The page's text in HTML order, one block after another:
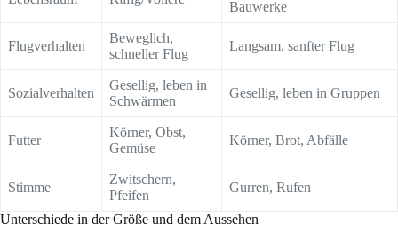
Bauwerke
Flugverhalten
Beweglich,
schneller Flug
Langsam, sanfter Flug
Sozialverhalten
Gesellig, leben in
Schwärmen
Gesellig, leben in Gruppen
Futter
Körner, Obst,
Gemüse
Körner, Brot, Abfälle
Stimme
Zwitschern,
Pfeifen
Gurren, Rufen
Unterschiede in der Größe und dem Aussehen